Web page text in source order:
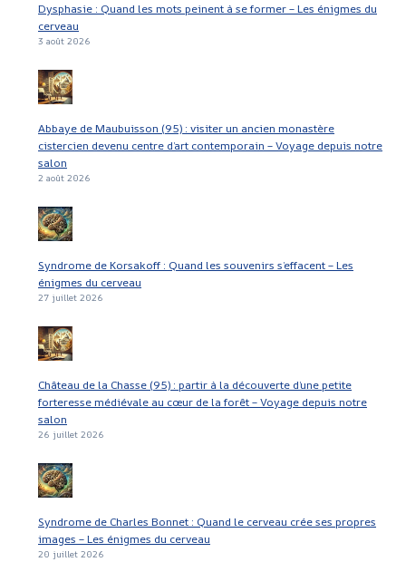
Dysphasie : Quand les mots peinent à se former – Les énigmes du
cerveau
3 août 2026
Abbaye de Maubuisson (95) : visiter un ancien monastère
cistercien devenu centre d’art contemporain – Voyage depuis notre
salon
2 août 2026
Syndrome de Korsakoff : Quand les souvenirs s’effacent – Les
énigmes du cerveau
27 juillet 2026
Château de la Chasse (95) : partir à la découverte d’une petite
forteresse médiévale au cœur de la forêt – Voyage depuis notre
salon
26 juillet 2026
Syndrome de Charles Bonnet : Quand le cerveau crée ses propres
images – Les énigmes du cerveau
20 juillet 2026